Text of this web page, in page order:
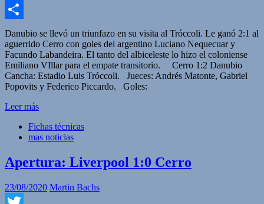
Facebook
Compartir
Danubio se llevó un triunfazo en su visita al Tróccoli. Le ganó 2:1 al
aguerrido Cerro con goles del argentino Luciano Nequecuar y
Facundo Labandeira. El tanto del albiceleste lo hizo el coloniense
Emiliano VIllar para el empate transitorio. Cerro 1:2 Danubio
Cancha: Estadio Luis Tróccoli. Jueces: Andrés Matonte, Gabriel
Popovits y Federico Piccardo. Goles:
Leer más
Fichas técnicas
mas noticias
Apertura: Liverpool 1:0 Cerro
23/08/2020 Martin Bachs